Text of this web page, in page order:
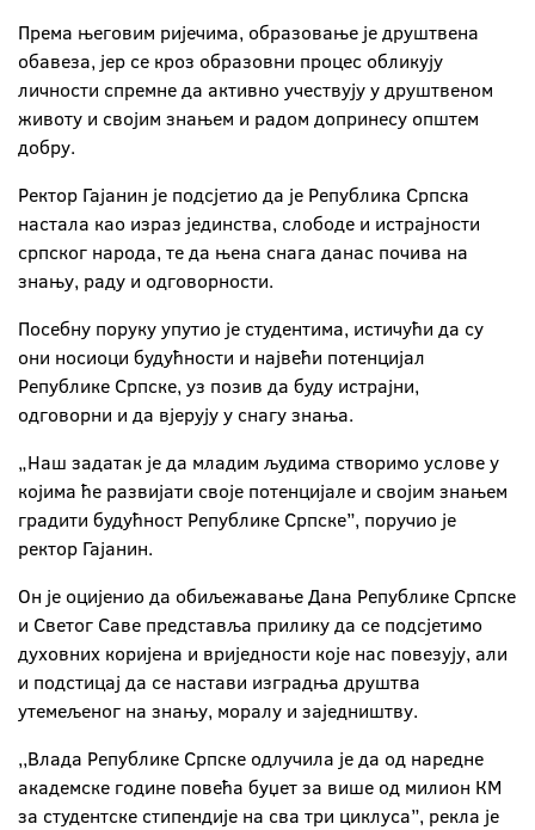
Према његовим ријечима, образовање је друштвена
обавеза, јер се кроз образовни процес обликују
личности спремне да активно учествују у друштвеном
животу и својим знањем и радом допринесу општем
добру.
Ректор Гајанин је подсјетио да је Република Српска
настала као израз јединства, слободе и истрајности
српског народа, те да њена снага данас почива на
знању, раду и одговорности.
Посебну поруку упутио је студентима, истичући да су
они носиоци будућности и највећи потенцијал
Републике Српске, уз позив да буду истрајни,
одговорни и да вјерују у снагу знања.
„Наш задатак је да младим људима створимо услове у
којима ће развијати своје потенцијале и својим знањем
градити будућност Републике Српске”, поручио је
ректор Гајанин.
Он је оцијенио да обиљежавање Дана Републике Српске
и Светог Саве представља прилику да се подсјетимо
духовних коријена и вриједности које нас повезују, али
и подстицај да се настави изградња друштва
утемељеног на знању, моралу и заједништву.
,,Влада Републике Српске одлучила је да од наредне
академске године повећа буџет за више од милион КМ
за студентске стипендије на сва три циклуса”, рекла је